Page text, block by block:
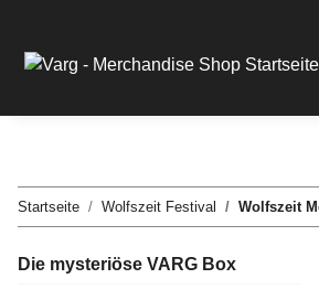
Startseite Wolfszeit Festival Wolfszeit
Die mysteriöse VARG Box